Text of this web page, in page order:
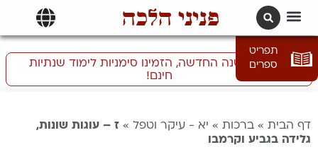
פניני הלכה
תפריט
ספרים
התכוננו לשנה החדשה, הזמינו סימניות לימוד שנתיות
חינם!
דף הבית » ברכות » יא - עיקר וטפל » ז – עוגות שונות,
גלידה בגביע וקרמבו